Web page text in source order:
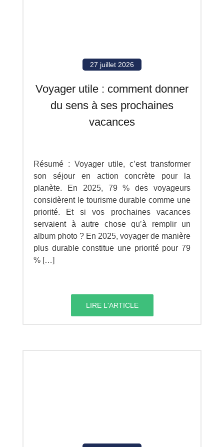
27 juillet 2026
Voyager utile : comment donner
du sens à ses prochaines
vacances
Résumé : Voyager utile, c’est transformer
son séjour en action concrète pour la
planète. En 2025, 79 % des voyageurs
considèrent le tourisme durable comme une
priorité. Et si vos prochaines vacances
servaient à autre chose qu’à remplir un
album photo ? En 2025, voyager de manière
plus durable constitue une priorité pour 79
% […]
LIRE L'ARTICLE